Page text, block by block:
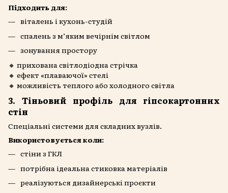
Підходить для:
віталень і кухонь-студій
спалень з м’яким вечірнім світлом
зонування простору
🔸 прихована світлодіодна стрічка
🔸 ефект «плаваючої» стелі
🔸 можливість теплого або холодного світла
3. Тіньовий профіль для гіпсокартонних
стін
Спеціальні системи для складних вузлів.
Використовується коли:
стіни з ГКЛ
потрібна ідеальна стиковка матеріалів
реалізуються дизайнерські проєкти